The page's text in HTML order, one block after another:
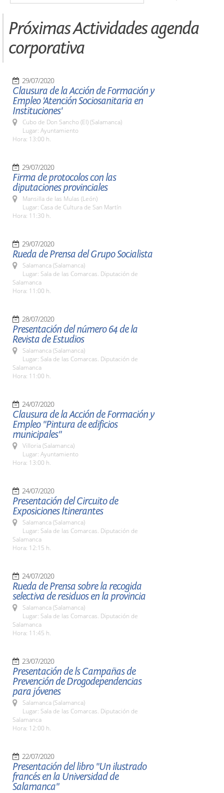
Próximas Actividades agenda
corporativa
29/07/2020
Clausura de la Acción de Formación y
Empleo 'Atención Sociosanitaria en
Instituciones'
Cubo de Don Sancho (El) (Salamanca)
Lugar: Ayuntamiento
Hora: 13:00 h.
29/07/2020
Firma de protocolos con las
diputaciones provinciales
Mansilla de las Mulas (León)
Lugar: Casa de Cultura de San Martín
Hora: 11:30 h.
29/07/2020
Rueda de Prensa del Grupo Socialista
Salamanca (Salamanca)
Lugar: Sala de las Comarcas. Diputación de
Salamanca
Hora: 11:00 h.
28/07/2020
Presentación del número 64 de la
Revista de Estudios
Salamanca (Salamanca)
Lugar: Sala de las Comarcas. Diputación de
Salamanca
Hora: 11:00 h.
24/07/2020
Clausura de la Acción de Formación y
Empleo "Pintura de edificios
municipales"
Villoria (Salamanca)
Lugar: Ayuntamiento
Hora: 13:00 h.
24/07/2020
Presentación del Circuito de
Exposiciones Itinerantes
Salamanca (Salamanca)
Lugar: Sala de las Comarcas. Diputación de
Salamanca
Hora: 12:15 h.
24/07/2020
Rueda de Prensa sobre la recogida
selectiva de residuos en la provincia
Salamanca (Salamanca)
Lugar: Sala de las Comarcas. Diputación de
Salamanca
Hora: 11:45 h.
23/07/2020
Presentación de ls Campañas de
Prevención de Drogodependencias
para jóvenes
Salamanca (Salamanca)
Lugar: Sala de las Comarcas. Diputación de
Salamanca
Hora: 12:00 h.
22/07/2020
Presentación del libro "Un ilustrado
francés en la Universidad de
Salamanca"